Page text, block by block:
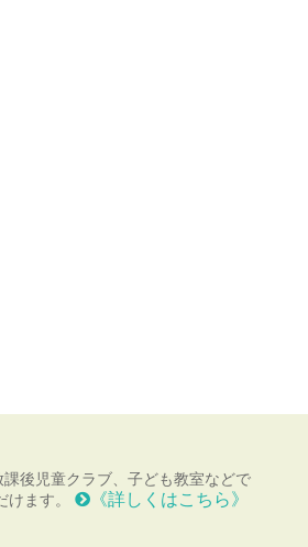
後児童クラブ、子ども教室などで
ます。
《詳しくはこちら》